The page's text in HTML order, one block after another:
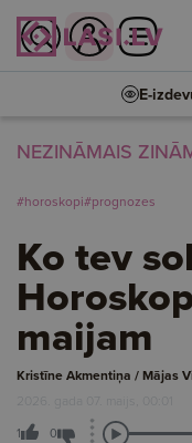
E-
NEZINĀMAIS
#horoskopi#prognozes
Ko tev
maijam
Kristīne Akmentiņa / Mājas
2026. gada 07. maijs, 00:01
1 0